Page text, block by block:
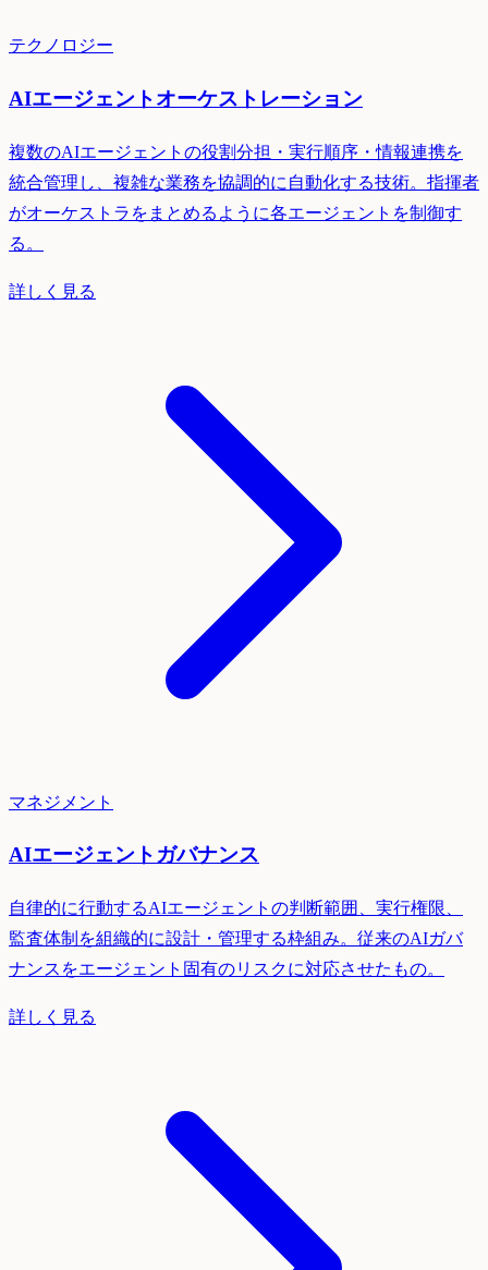
テクノロジー
AIエージェントオーケストレーション
複数のAIエージェントの役割分担・実行順序・情報連携を
統合管理し、複雑な業務を協調的に自動化する技術。指揮者
がオーケストラをまとめるように各エージェントを制御す
る。
詳しく見る
マネジメント
AIエージェントガバナンス
自律的に行動するAIエージェントの判断範囲、実行権限、
監査体制を組織的に設計・管理する枠組み。従来のAIガバ
ナンスをエージェント固有のリスクに対応させたもの。
詳しく見る